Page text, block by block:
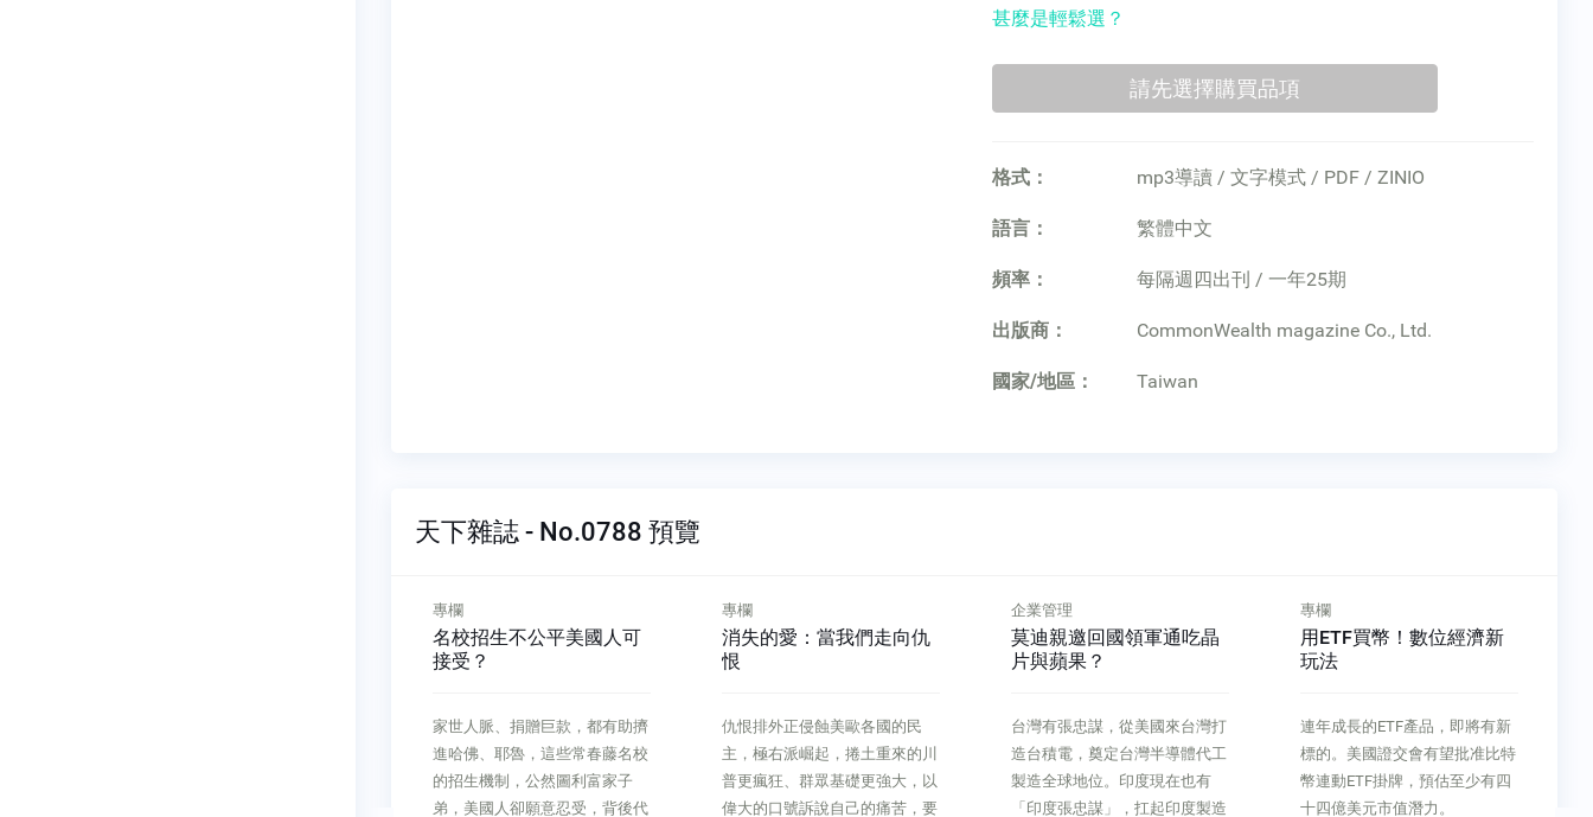
甚麼是輕鬆選？
格式： mp3導讀 / 文字模式 / PDF / ZINIO
語言： 繁體中文
頻率： 每隔週四出刊 / 一年25期
出版商： CommonWealth magazine Co., Ltd.
國家/地區： Taiwan
天下雜誌 - No.0788 預覽
專欄
名校招生不公平美國人可
接受？
家世人脈、捐贈巨款，都有助擠
進哈佛、耶魯，這些常春藤名校
的招生機制，公然圖利富家子
弟，美國人卻願意忍受，背後代
專欄
消失的愛：當我們走向仇
恨
仇恨排外正侵蝕美歐各國的民
主，極右派崛起，捲土重來的川
普更瘋狂、群眾基礎更強大，以
偉大的口號訴說自己的痛苦，要
企業管理
莫迪親邀回國領軍通吃晶
片與蘋果？
台灣有張忠謀，從美國來台灣打
造台積電，奠定台灣半導體代工
製造全球地位。印度現在也有
「印度張忠謀」，扛起印度製造
專欄
用ETF買幣！數位經濟新
玩法
連年成長的ETF產品，即將有新
標的。美國證交會有望批准比特
幣連動ETF掛牌，預估至少有四
十四億美元市值潛力。